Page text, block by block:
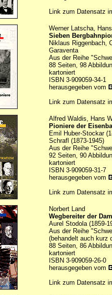
Link zum Datensatz
Werner Latscha,
Sieben
Niklaus Riggenbach,
Garaventa
Aus der Reihe
88 Seiten, 98
kartoniert
ISBN 3-909059-34-1
herausgegeben vom
Link zum Datensatz
Alfred Waldis, Hans
Pioniere der
Emil Huber-Stockar
Schrafl (1873-1945)
Aus der Reihe
92 Seiten, 90
kartoniert
ISBN 3-909059-31-7
herausgegeben vom
Link zum Datensatz
Norbert Land
Wegbereiter der
Aurel Stodola (1859-
Aus der Reihe
(behandelt auch kurz
88 Seiten, 86
kartoniert
ISBN 3-909059-26-0
herausgegeben vom
Link zum Datensatz